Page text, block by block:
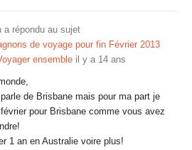
a répondu au sujet
de voyage pour fin Février 2013
ensemble il y a 14 ans
de Brisbane mais pour ma part je
pour Brisbane comme vous avez
1 an en Australie voire plus!